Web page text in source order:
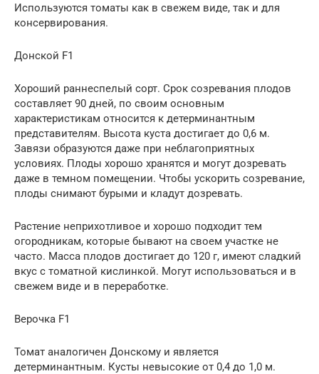
Используются томаты как в свежем виде, так и для
консервирования.
Донской F1
Хороший раннеспелый сорт. Срок созревания плодов
составляет 90 дней, по своим основным
характеристикам относится к детерминантным
представителям. Высота куста достигает до 0,6 м.
Завязи образуются даже при неблагоприятных
условиях. Плоды хорошо хранятся и могут дозревать
даже в темном помещении. Чтобы ускорить созревание,
плоды снимают бурыми и кладут дозревать.
Растение неприхотливое и хорошо подходит тем
огородникам, которые бывают на своем участке не
часто. Масса плодов достигает до 120 г, имеют сладкий
вкус с томатной кислинкой. Могут использоваться и в
свежем виде и в переработке.
Верочка F1
Томат аналогичен Донскому и является
детерминантным. Кусты невысокие от 0,4 до 1,0 м.